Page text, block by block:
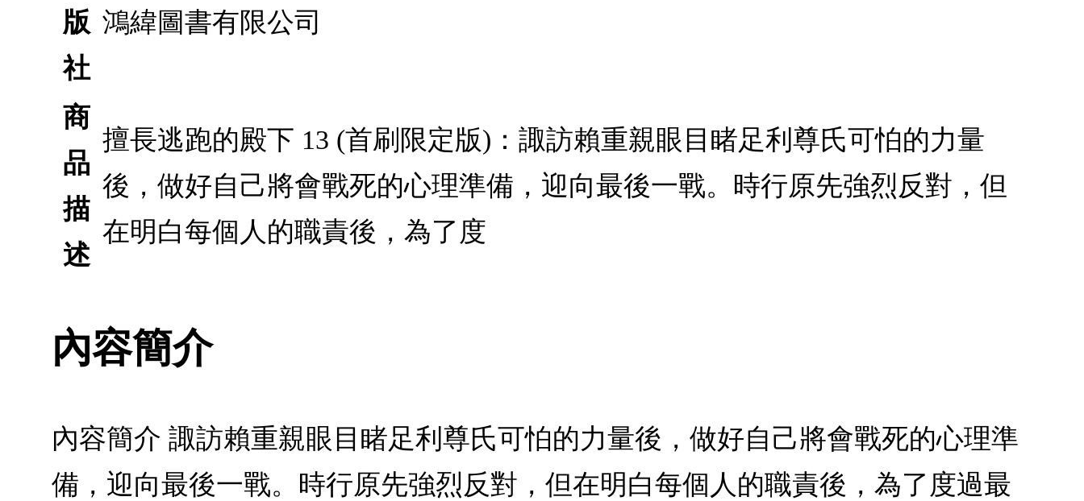
版
社
鴻緯圖書有限公司
商
品
描
述
擅長逃跑的殿下 13 (首刷限定版)：諏訪賴重親眼目睹足利尊氏可怕的力量
後，做好自己將會戰死的心理準備，迎向最後一戰。時行原先強烈反對，但
在明白每個人的職責後，為了度
內容簡介
內容簡介 諏訪賴重親眼目睹足利尊氏可怕的力量後，做好自己將會戰死的心理準
備，迎向最後一戰。時行原先強烈反對，但在明白每個人的職責後，為了度過最